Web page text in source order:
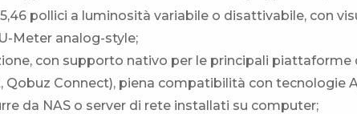
pollici a luminosità variabile o disattivabile, con
Meter analog-style;
con supporto nativo per le principali piattaforme
Qobuz Connect), piena compatibilità con tecnologie
da NAS o server di rete installati su computer;